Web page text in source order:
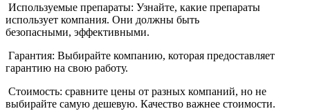
Используемые препараты: Узнайте, какие препараты
использует компания. Они должны быть
безопасными, эффективными.
Гарантия: Выбирайте компанию, которая предоставляет
гарантию на свою работу.
Стоимость: сравните цены от разных компаний, но не
выбирайте самую дешевую. Качество важнее стоимости.